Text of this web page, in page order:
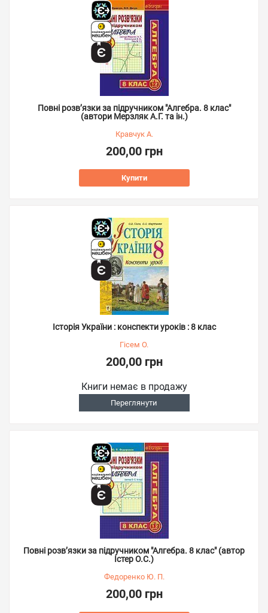
Повні розв’язки за підручником "Алгебра. 8 клас"
(автори Мерзляк А.Г. та ін.)
Кравчук А.
200,00 грн
Купити
Історія України : конспекти уроків : 8 клас
Гісем О.
200,00 грн
Книги немає в продажу
Переглянути
Повні розв’язки за підручником "Алгебра. 8 клас" (автор
Істер О.С.)
Федоренко Ю. П.
200,00 грн